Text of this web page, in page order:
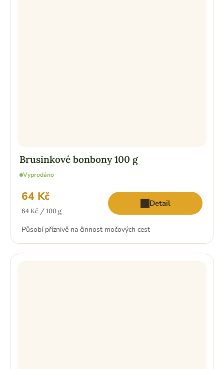
Brusinkové bonbony 100 g
Vyprodáno
64 Kč
Měrná
64 Kč / 100 g
Detail
Působí příznivě na činnost močových cest